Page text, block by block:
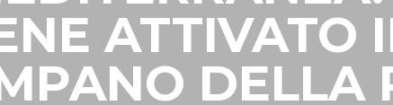
ATTIVATO
DELLA